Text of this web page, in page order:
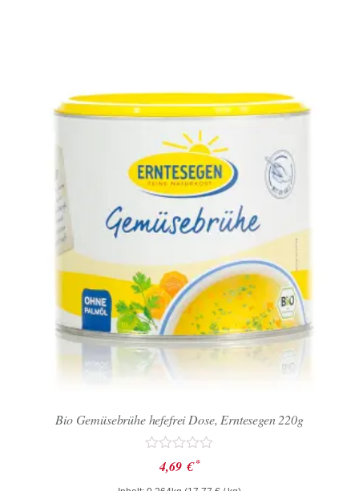
Bio Gemüsebrühe hefefrei Dose, Erntesegen 220g
Bewertet
mit
0
4,69 € *